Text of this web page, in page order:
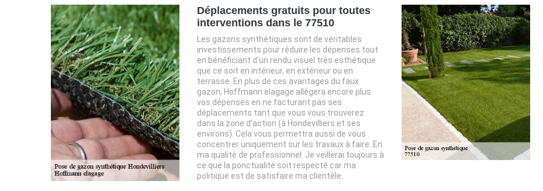
Déplacements gratuits pour toutes
interventions dans le 77510
Les gazons synthétiques sont de véritables
investissements pour réduire les dépenses tout
en bénéficiant d’un rendu visuel très esthétique
que ce soit en intérieur, en extérieur ou en
terrasse. En plus de ces avantages du faux
gazon, Hoffmann elagage allègera encore plus
vos dépenses en ne facturant pas ses
déplacements tant que vous vous trouverez
dans la zone d’action (à Hondevilliers et ses
environs). Cela vous permettra aussi de vous
concentrer uniquement sur les travaux à faire. En
ma qualité de professionnel. Je veillerai toujours à
ce que la ponctualité soit respecté car ma
politique est de satisfaire ma clientèle.